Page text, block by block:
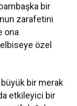
bir
zarafetini
ona
özel
büyük bir merak
etkileyici bir